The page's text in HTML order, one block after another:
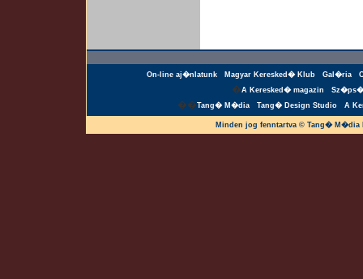
On-line aj�nlatunk Magyar Keresked� Klub Gal�ria
�A Keresked� magazin
��Tang� M�dia Tang� Design Studio A
Minden jog fenntartva © Tang�